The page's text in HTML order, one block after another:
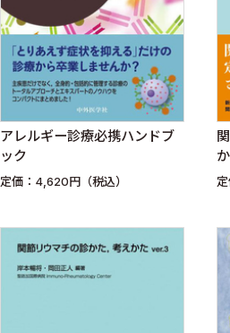
アレルギー診療必携ハンドブ
ック
定価：4,620円（税込）